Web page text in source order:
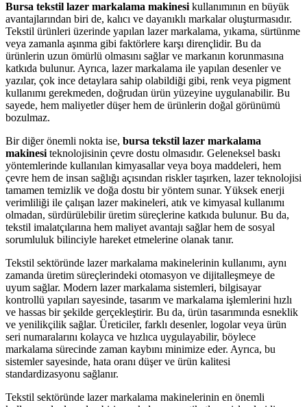
Bursa tekstil lazer markalama makinesi kullanımının en büyük
avantajlarından biri de, kalıcı ve dayanıklı markalar oluşturmasıdır.
Tekstil ürünleri üzerinde yapılan lazer markalama, yıkama, sürtünme
veya zamanla aşınma gibi faktörlere karşı dirençlidir. Bu da
ürünlerin uzun ömürlü olmasını sağlar ve markanın korunmasına
katkıda bulunur. Ayrıca, lazer markalama ile yapılan desenler ve
yazılar, çok ince detaylara sahip olabildiği gibi, renk veya pigment
kullanımı gerekmeden, doğrudan ürün yüzeyine uygulanabilir. Bu
sayede, hem maliyetler düşer hem de ürünlerin doğal görünümü
bozulmaz.
Bir diğer önemli nokta ise, bursa tekstil lazer markalama
makinesi teknolojisinin çevre dostu olmasıdır. Geleneksel baskı
yöntemlerinde kullanılan kimyasallar veya boya maddeleri, hem
çevre hem de insan sağlığı açısından riskler taşırken, lazer teknolojisi
tamamen temizlik ve doğa dostu bir yöntem sunar. Yüksek enerji
verimliliği ile çalışan lazer makineleri, atık ve kimyasal kullanımı
olmadan, sürdürülebilir üretim süreçlerine katkıda bulunur. Bu da,
tekstil imalatçılarına hem maliyet avantajı sağlar hem de sosyal
sorumluluk bilinciyle hareket etmelerine olanak tanır.
Tekstil sektöründe lazer markalama makinelerinin kullanımı, aynı
zamanda üretim süreçlerindeki otomasyon ve dijitalleşmeye de
uyum sağlar. Modern lazer markalama sistemleri, bilgisayar
kontrollü yapıları sayesinde, tasarım ve markalama işlemlerini hızlı
ve hassas bir şekilde gerçekleştirir. Bu da, ürün tasarımında esneklik
ve yenilikçilik sağlar. Üreticiler, farklı desenler, logolar veya ürün
seri numaralarını kolayca ve hızlıca uygulayabilir, böylece
markalama sürecinde zaman kaybını minimize eder. Ayrıca, bu
sistemler sayesinde, hata oranı düşer ve ürün kalitesi
standardizasyonu sağlanır.
Tekstil sektöründe lazer markalama makinelerinin en önemli